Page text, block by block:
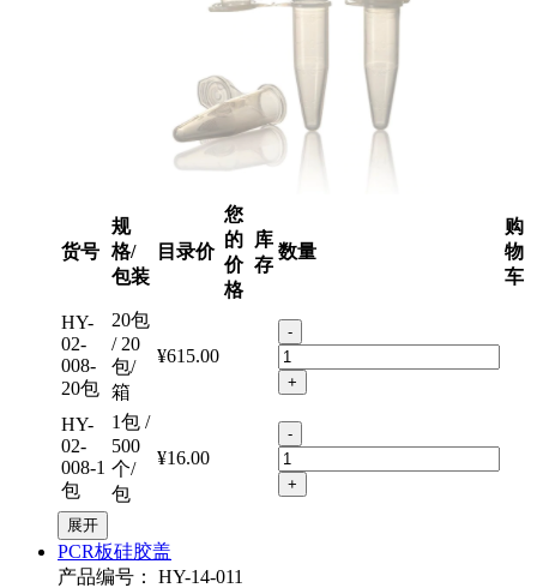
货号
规
格/
包装
目录价
您
的
价
格
库
存
数量
购
物
车
HY-
02-
008-
20包
20包
/ 20
包/
箱
¥615.00
-
+
HY-
02-
008-1
包
1包 /
500
个/
包
¥16.00
-
+
展开
PCR板硅胶盖
产品编号：
HY-14-011